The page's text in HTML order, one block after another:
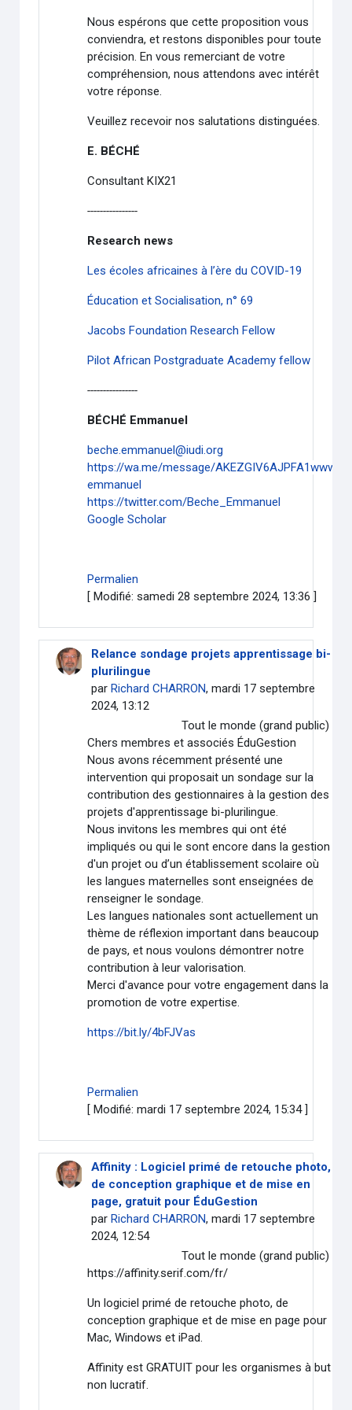
Nous espérons que cette proposition vous
conviendra, et restons disponibles pour toute
précision. En vous remerciant de votre
compréhension, nous attendons avec intérêt
votre réponse.
Veuillez recevoir nos salutations distinguées.
E. BÉCHÉ
Consultant KIX21
----------------
Research news
Les écoles africaines à l’ère du COVID-19
Éducation et Socialisation, n° 69
Jacobs Foundation Research Fellow
Pilot African Postgraduate Academy fellow
----------------
BÉCHÉ Emmanuel
beche.emmanuel@iudi.org
https://wa.me/message/AKEZGIV6AJPFA1
emmanuel
https://twitter.com/Beche_Emmanuel
Google Scholar
Permalien
[ Modifié: samedi 28 septembre 2024, 13:36 ]
Relance sondage projets apprentissage bi-
plurilingue
parRichard CHARRON, mardi 17 septembre
2024, 13:12
Tout le monde (grand public)
Chers membres et associés ÉduGestion
Nous avons récemment présenté une
intervention qui proposait un sondage sur la
contribution des gestionnaires à la gestion des
projets d'apprentissage bi-plurilingue.
Nous invitons les membres qui ont été
impliqués ou qui le sont encore dans la gestion
d'un projet ou d’un établissement scolaire où
les langues maternelles sont enseignées de
renseigner le sondage.
Les langues nationales sont actuellement un
thème de réflexion important dans beaucoup
de pays, et nous voulons démontrer notre
contribution à leur valorisation.
Merci d'avance pour votre engagement dans la
promotion de votre expertise.
https://bit.ly/4bFJVas
Permalien
[ Modifié: mardi 17 septembre 2024, 15:34 ]
Affinity : Logiciel primé de retouche photo,
de conception graphique et de mise en
page, gratuit pour ÉduGestion
parRichard CHARRON, mardi 17 septembre
2024, 12:54
Tout le monde (grand public)
https://affinity.serif.com/fr/
Un logiciel primé de retouche photo, de
conception graphique et de mise en page pour
Mac, Windows et iPad.
Affinity est GRATUIT pour les organismes à but
non lucratif.